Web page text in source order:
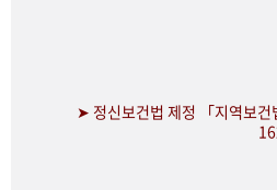
➤ 정신보건법 제정 「지역보건